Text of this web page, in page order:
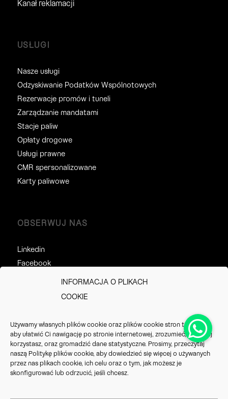
INFORMACJA O PLIKACH
COOKIE
Używamy własnych plików cookie oraz plików cookie stron trzecich,
aby ułatwić Ci nawigację po stronie internetowej, zrozumieć, jak z niej
korzystasz, oraz gromadzić dane statystyczne. Prosimy, przeczytaj
naszą Politykę plików cookie, aby dowiedzieć się więcej o używanych
przez nas plikach cookie, ich celu oraz o tym, jak możesz je
skonfigurować lub odrzucić, jeśli chcesz.
Kanał reklamacji
USŁUGI
Nasze usługi
Odzyskiwanie Podatków Wspólnotowych
Rezerwacje promów i tuneli
Zarządzanie mandatami
Stacje paliw
Opłaty drogowe
Usługi prawne
CMR spersonalizowane
Karty paliwowe
OBSERWUJ NAS
Linkedin
Facebook
Tel: +48729 086 205
Tel: +48729 086 224
E-Mail: info.pl@vrioeurope.com